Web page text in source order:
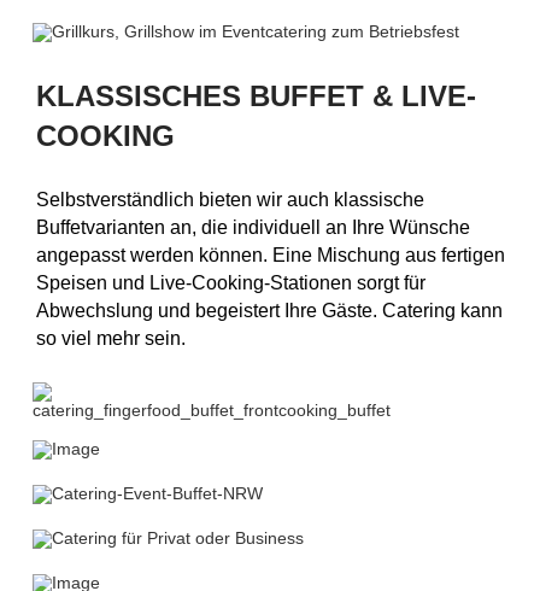
KLASSISCHES BUFFET & LIVE-
COOKING
Selbstverständlich bieten wir auch klassische
Buffetvarianten an, die individuell an Ihre Wünsche
angepasst werden können. Eine Mischung aus fertigen
Speisen und Live-Cooking-Stationen sorgt für
Abwechslung und begeistert Ihre Gäste. Catering kann
so viel mehr sein.